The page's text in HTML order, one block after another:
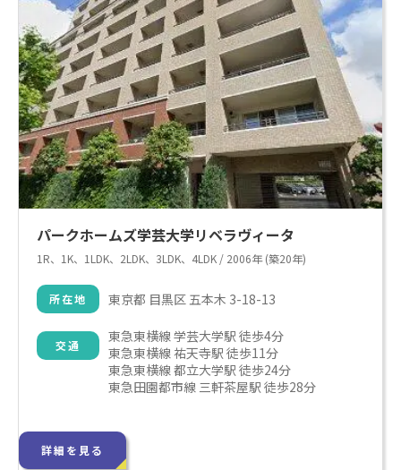
パークホームズ学芸大学リベラヴィータ
1R、1K、1LDK、2LDK、3LDK、4LDK / 2006年 (築20年)
所在地 東京都 目黒区 五本木 3-18-13
交通
東急東横線 学芸大学駅 徒歩4分
東急東横線 祐天寺駅 徒歩11分
東急東横線 都立大学駅 徒歩24分
東急田園都市線 三軒茶屋駅 徒歩28分
詳細を見る